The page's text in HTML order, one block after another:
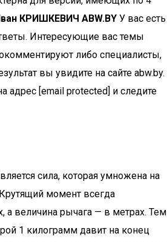
КРИШКЕВИЧ ABW.BY У вас есть
Интересующие вас темы
либо специалисты,
вы увидите на сайте abw.by.
адрес [email protected] и следите
сила, которая умножена на
момент всегда
а величина рычага — в метрах. Тем
1 килограмм давит на конец